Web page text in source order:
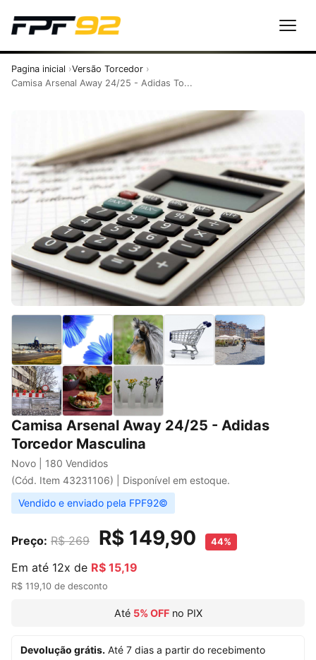
Pagina inicial
Versão Torcedor
Camisa Arsenal Away 24/25 - Adidas To...
Camisa Arsenal Away 24/25 - Adidas
Torcedor Masculina
Novo | 180 Vendidos
(Cód. Item 43231106) | Disponível em estoque.
Vendido e enviado pela FPF92©
Preço: R$ 269 R$ 149,90 44%
Em até 12x de R$ 15,19
R$ 119,10 de desconto
Até 5% OFFno PIX
Devolução grátis. Até 7 dias a partir do recebimento